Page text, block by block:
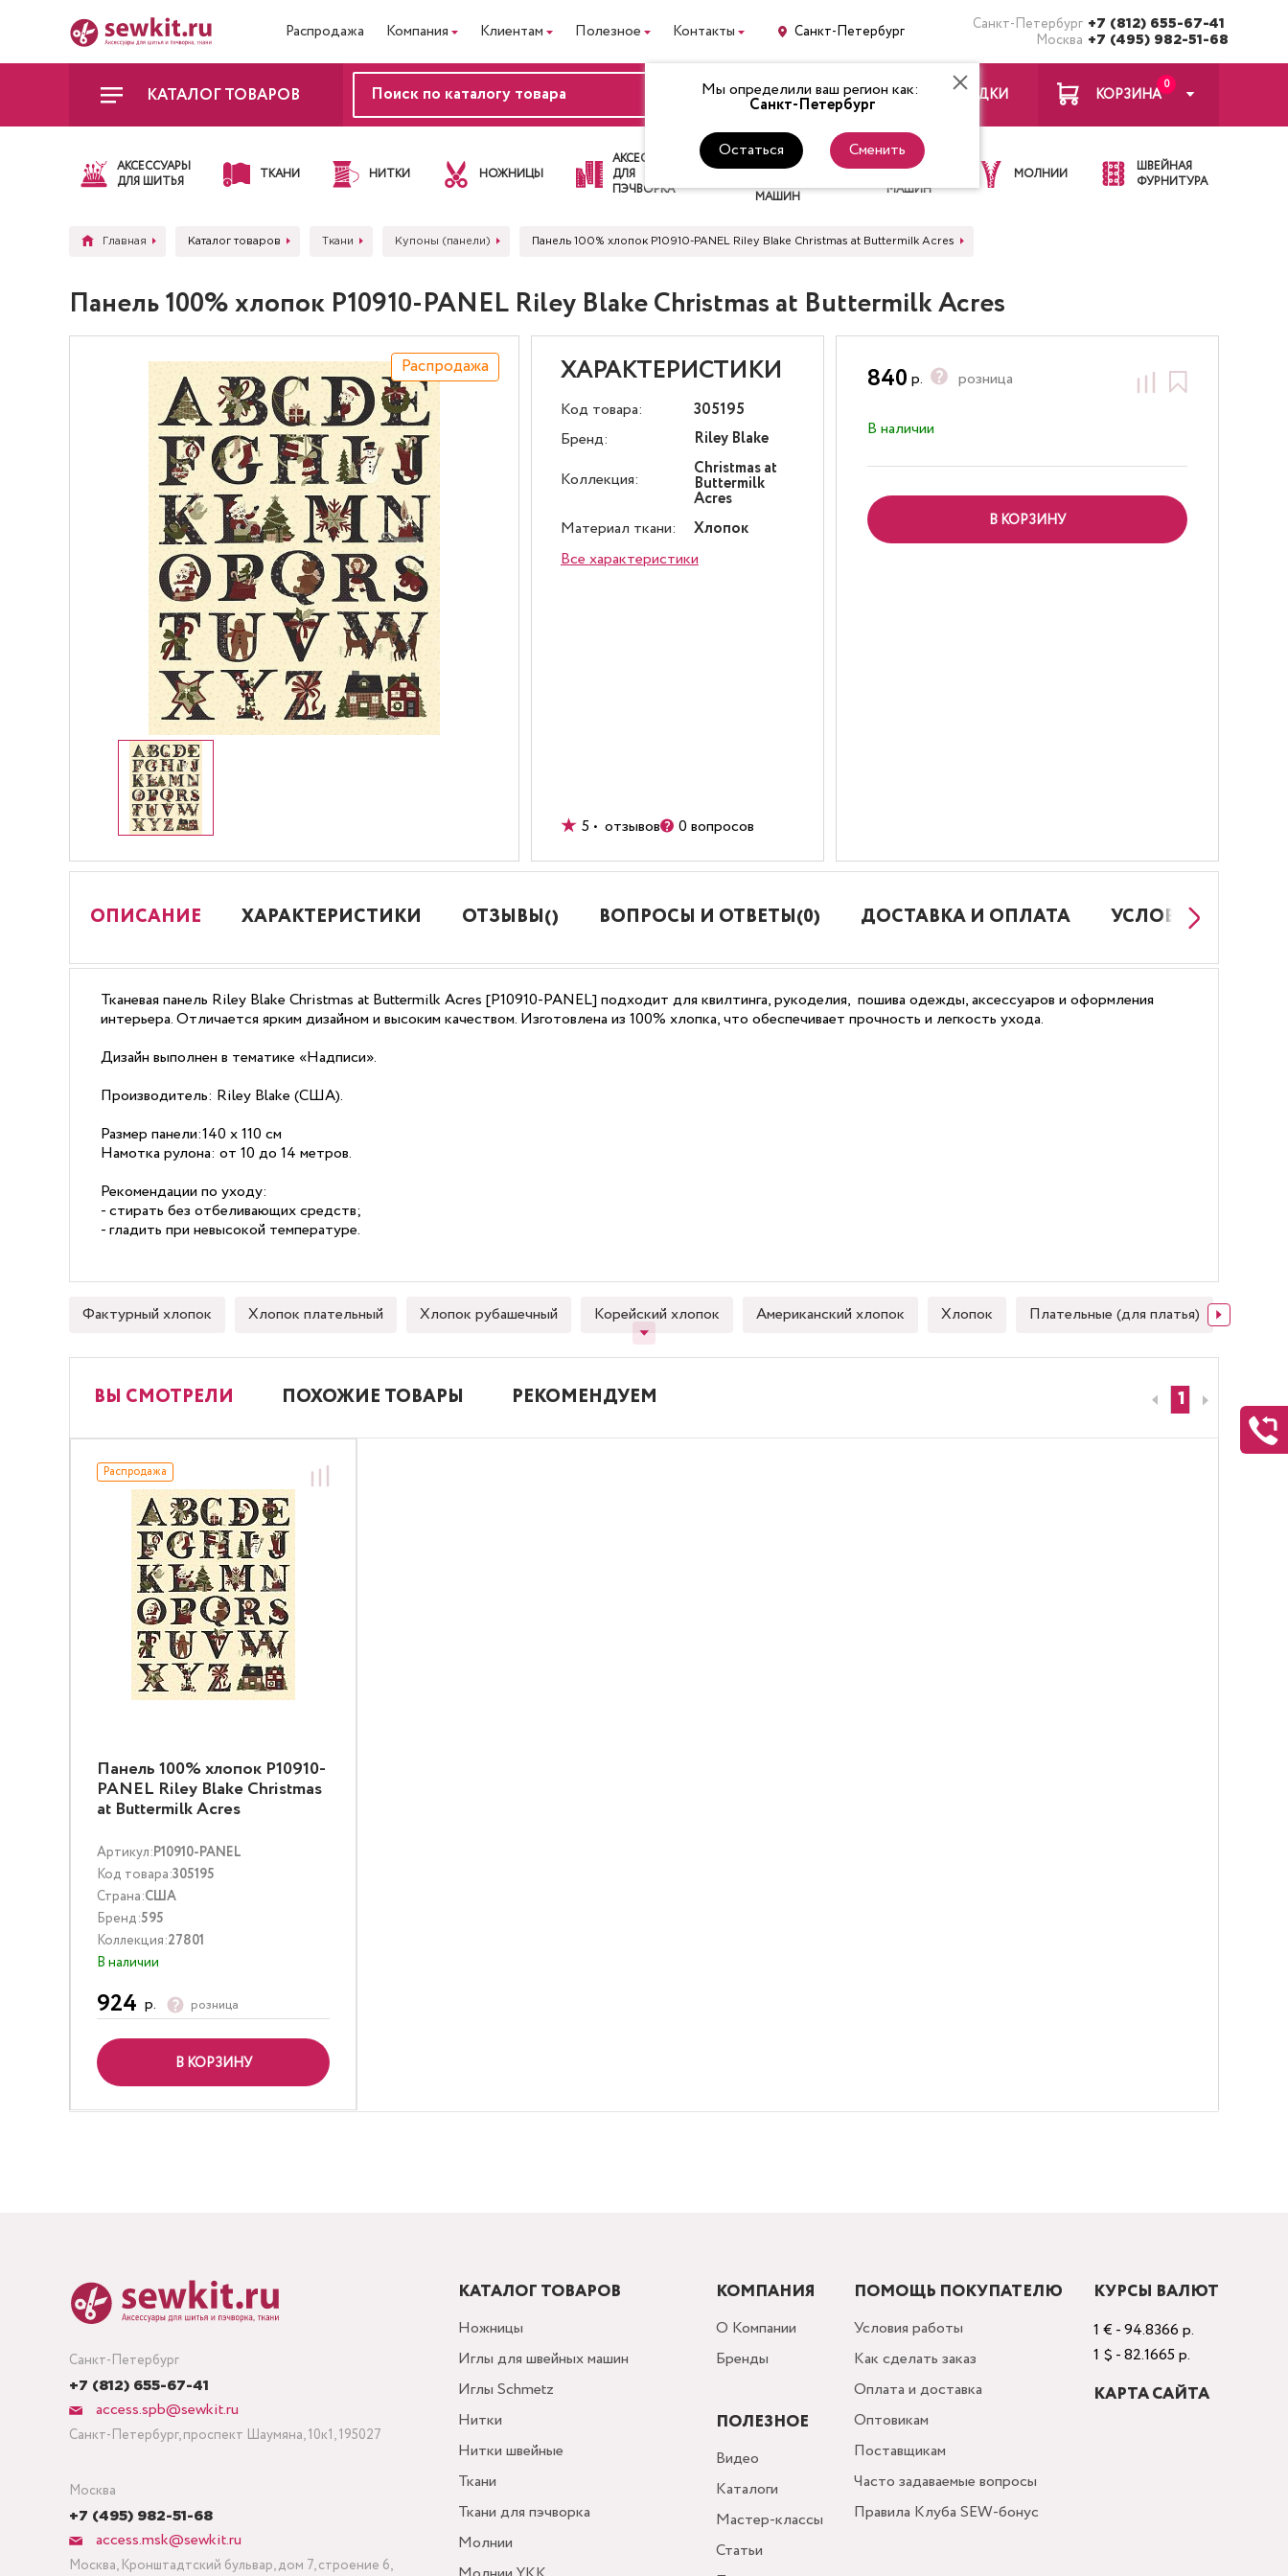
Распродажа Компания Клиентам Полезное Контакты Санкт-Петербург Санкт-Петербург +7 (812) 655-67-41
Москва +7 (495) 982-51-68
Мы определили ваш регион как:
Санкт-Петербург
Остаться Сменить
КАТАЛОГ ТОВАРОВ ВХОД ЗАКЛАДКИ
0
КОРЗИНА
АКСЕССУАРЫ
ДЛЯ ШИТЬЯ
ТКАНИ НИТКИ НОЖНИЦЫ
АКСЕССУАРЫ
ДЛЯ
ПЭЧВОРКА
ЛАПКИ
ДЛЯ
МАШИН
ИГЛЫ ДЛЯ
ШВЕЙНЫХ
МАШИН
МОЛНИИ
ШВЕЙНАЯ
ФУРНИТУРА
Главная Каталог товаров Ткани Купоны (панели) Панель 100% хлопок P10910-PANEL Riley Blake Christmas at Buttermilk Acres
Панель 100% хлопок P10910-PANEL Riley Blake Christmas at Buttermilk Acres
Распродажа ХАРАКТЕРИСТИКИ
Код товара:
305195
Бренд:
Riley Blake
Коллекция:
Christmas at
Buttermilk
Acres
Материал ткани:
Хлопок
Все характеристики
5 • отзывов 0 вопросов
840 р. розница
В наличии
В КОРЗИНУ
ОПИСАНИЕ ХАРАКТЕРИСТИКИ ОТЗЫВЫ() ВОПРОСЫ И ОТВЕТЫ(0) ДОСТАВКА И ОПЛАТА УСЛОВИЯ РАБОТЫ
Тканевая панель Riley Blake Christmas at Buttermilk Acres [P10910-PANEL] подходит для квилтинга, рукоделия, пошива одежды, аксессуаров и оформления
интерьера. Отличается ярким дизайном и высоким качеством. Изготовлена из 100% хлопка, что обеспечивает прочность и легкость ухода.
Дизайн выполнен в тематике «Надписи».
Производитель: Riley Blake (США).
Размер панели:140 х 110 см
Намотка рулона: от 10 до 14 метров.
Рекомендации по уходу:
- стирать без отбеливающих средств;
- гладить при невысокой температуре.
Фактурный хлопок Хлопок плательный Хлопок рубашечный Корейский хлопок Американский хлопок Хлопок Плательные (для платья)
ВЫ СМОТРЕЛИ ПОХОЖИЕ ТОВАРЫ РЕКОМЕНДУЕМ
Распродажа
Панель 100% хлопок P10910-
PANEL Riley Blake Christmas
at Buttermilk Acres
Артикул:P10910-PANEL
Код товара:305195
Страна:США
Бренд:595
Коллекция:27801
В наличии
924 р. розница
В КОРЗИНУ
1
Санкт-Петербург
+7 (812) 655-67-41
access.spb@sewkit.ru
Санкт-Петербург, проспект Шаумяна, 10к1, 195027
Москва
+7 (495) 982-51-68
access.msk@sewkit.ru
Москва, Кронштадтский бульвар, дом 7, строение 6,
КАТАЛОГ ТОВАРОВ
Ножницы
Иглы для швейных машин
Иглы Schmetz
Нитки
Нитки швейные
Ткани
Ткани для пэчворка
Молнии
КОМПАНИЯ
О Компании
Бренды
ПОЛЕЗНОЕ
Видео
Каталоги
Мастер-классы
Статьи
ПОМОЩЬ ПОКУПАТЕЛЮ
Условия работы
Как сделать заказ
Оплата и доставка
Оптовикам
Поставщикам
Часто задаваемые вопросы
Правила Клуба SEW-бонус
КУРСЫ ВАЛЮТ
1 € - 94.8366 р.
1 $ - 82.1665 р.
КАРТА САЙТА